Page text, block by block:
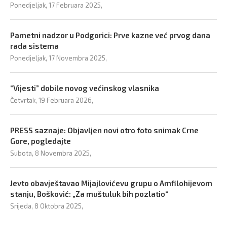
Ponedjeljak, 17 Februara 2025,
Pametni nadzor u Podgorici: Prve kazne već prvog dana
rada sistema
Ponedjeljak, 17 Novembra 2025,
“Vijesti” dobile novog većinskog vlasnika
Četvrtak, 19 Februara 2026,
PRESS saznaje: Objavljen novi otro foto snimak Crne
Gore, pogledajte
Subota, 8 Novembra 2025,
Jevto obavještavao Mijajlovićevu grupu o Amfilohijevom
stanju, Bošković: „Za muštuluk bih pozlatio“
Srijeda, 8 Oktobra 2025,